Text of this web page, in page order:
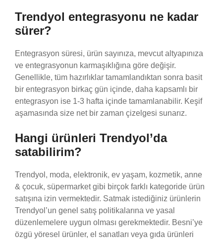
Trendyol entegrasyonu ne kadar
sürer?
Entegrasyon süresi, ürün sayınıza, mevcut altyapınıza
ve entegrasyonun karmaşıklığına göre değişir.
Genellikle, tüm hazırlıklar tamamlandıktan sonra basit
bir entegrasyon birkaç gün içinde, daha kapsamlı bir
entegrasyon ise 1-3 hafta içinde tamamlanabilir. Keşif
aşamasında size net bir zaman çizelgesi sunarız.
Hangi ürünleri Trendyol’da
satabilirim?
Trendyol, moda, elektronik, ev yaşam, kozmetik, anne
& çocuk, süpermarket gibi birçok farklı kategoride ürün
satışına izin vermektedir. Satmak istediğiniz ürünlerin
Trendyol’un genel satış politikalarına ve yasal
düzenlemelere uygun olması gerekmektedir. Besni’ye
özgü yöresel ürünler, el sanatları veya gıda ürünleri